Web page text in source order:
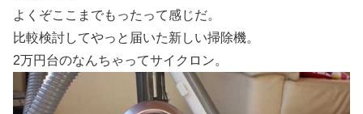
よくぞここまでもったって感じだ。
比較検討してやっと届いた新しい掃除機。
2万円台のなんちゃってサイクロン。